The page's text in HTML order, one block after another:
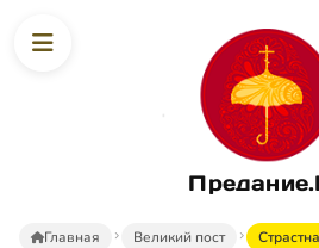
Главная Великий пост